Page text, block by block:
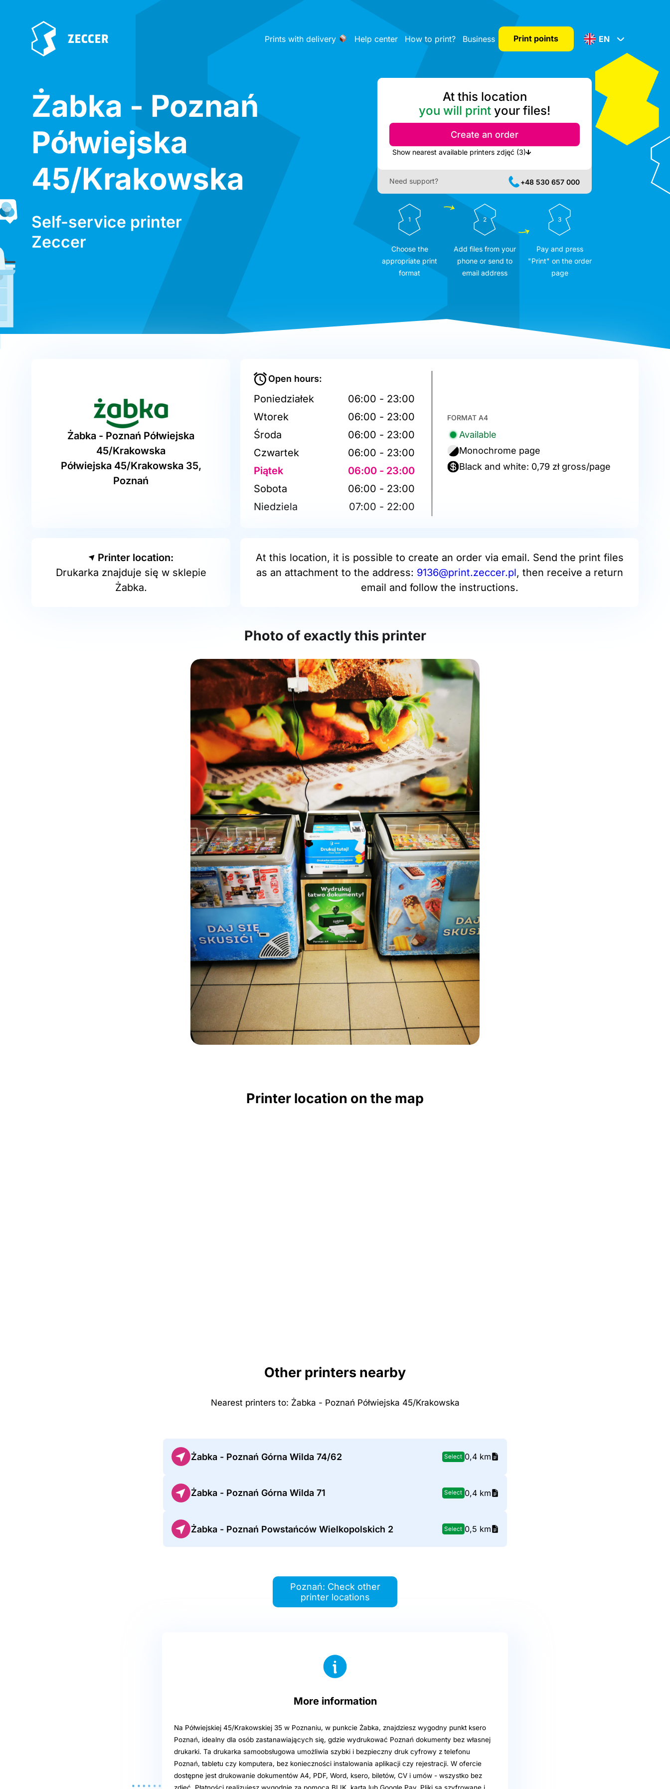
Prints with delivery Help center How to print? Business Print points EN
Żabka - Poznań
Półwiejska
45/Krakowska
Self-service printer
Zeccer
At this location
you will print your files!
Create an order
Show nearest available printers zdjęć (3)
Need support? +48 530 657 000
1
Choose the
appropriate print
format
2
Add files from your
phone or send to
email address
3
Pay and press
"Print" on the order
page
Żabka - Poznań Półwiejska
45/Krakowska
Półwiejska 45/Krakowska 35,
Poznań
Open hours:
Poniedziałek
06:00 - 23:00
Wtorek
06:00 - 23:00
Środa
06:00 - 23:00
Czwartek
06:00 - 23:00
Piątek
06:00 - 23:00
Sobota
06:00 - 23:00
Niedziela
07:00 - 22:00
FORMAT A4
Available
Monochrome page
Black and white: 0,79 zł gross/page
Printer location:
Drukarka znajduje się w sklepie
Żabka.
At this location, it is possible to create an order via email. Send the print files
as an attachment to the address: 9136@print.zeccer.pl, then receive a return
email and follow the instructions.
Photo of exactly this printer
Printer location on the map
Other printers nearby
Nearest printers to: Żabka - Poznań Półwiejska 45/Krakowska
Żabka - Poznań Górna Wilda 74/62 Select 0,4 km
Żabka - Poznań Górna Wilda 71 Select 0,4 km
Żabka - Poznań Powstańców Wielkopolskich 2 Select 0,5 km
Poznań: Check other
printer locations
More information
Na Półwiejskiej 45/Krakowskiej 35 w Poznaniu, w punkcie Żabka, znajdziesz wygodny punkt ksero
Poznań, idealny dla osób zastanawiających się, gdzie wydrukować Poznań dokumenty bez własnej
drukarki. Ta drukarka samoobsługowa umożliwia szybki i bezpieczny druk cyfrowy z telefonu
Poznań, tabletu czy komputera, bez konieczności instalowania aplikacji czy rejestracji. W ofercie
dostępne jest drukowanie dokumentów A4, PDF, Word, ksero, biletów, CV i umów - wszystko bez